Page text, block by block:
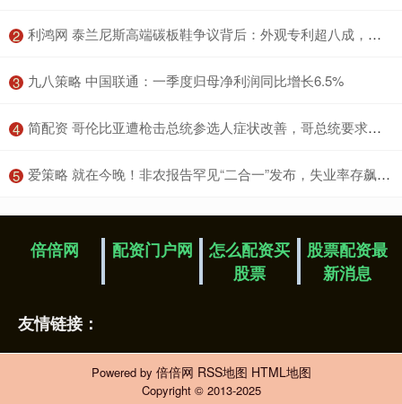
2 ​利鸿网 泰兰尼斯高端碳板鞋争议背后：外观专利超八成，部分投诉指向基础工艺
3 ​九八策略 中国联通：一季度归母净利润同比增长6.5%
4 ​简配资 哥伦比亚遭枪击总统参选人症状改善，哥总统要求美国协助调查
5 ​爱策略 就在今晚！非农报告罕见“二合一”发布，失业率存飙升可能
倍倍网 配资门户网
怎么配资买
股票
股票配资最
新消息
友情链接：
Powered by 倍倍网 RSS地图 HTML地图
Copyright © 2013-2025